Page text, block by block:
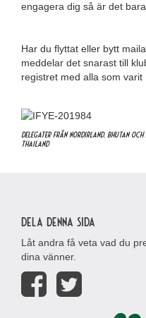
engagera dig så är det
Har du flyttat eller bytt
meddelar det snarast till
registret med alla som varit
Delegater från Nordirland, Bhutan och
Thailand
Dela denna sida
Låt andra få veta vad du
dina vänner.